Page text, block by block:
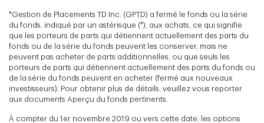
*Gestion de Placements TD Inc. (GPTD) a fermé le fonds ou la série
du fonds, indiqué par un astérisque (*), aux achats, ce qui signifie
que les porteurs de parts qui détiennent actuellement des parts du
fonds ou de la série du fonds peuvent les conserver, mais ne
peuvent pas acheter de parts additionnelles, ou que seuls les
porteurs de parts qui détiennent actuellement des parts du fonds ou
de la série du fonds peuvent en acheter (fermé aux nouveaux
investisseurs). Pour obtenir plus de détails, veuillez vous reporter
aux documents Aperçu du fonds pertinents.
À compter du 1er novembre 2019 ou vers cette date, les options